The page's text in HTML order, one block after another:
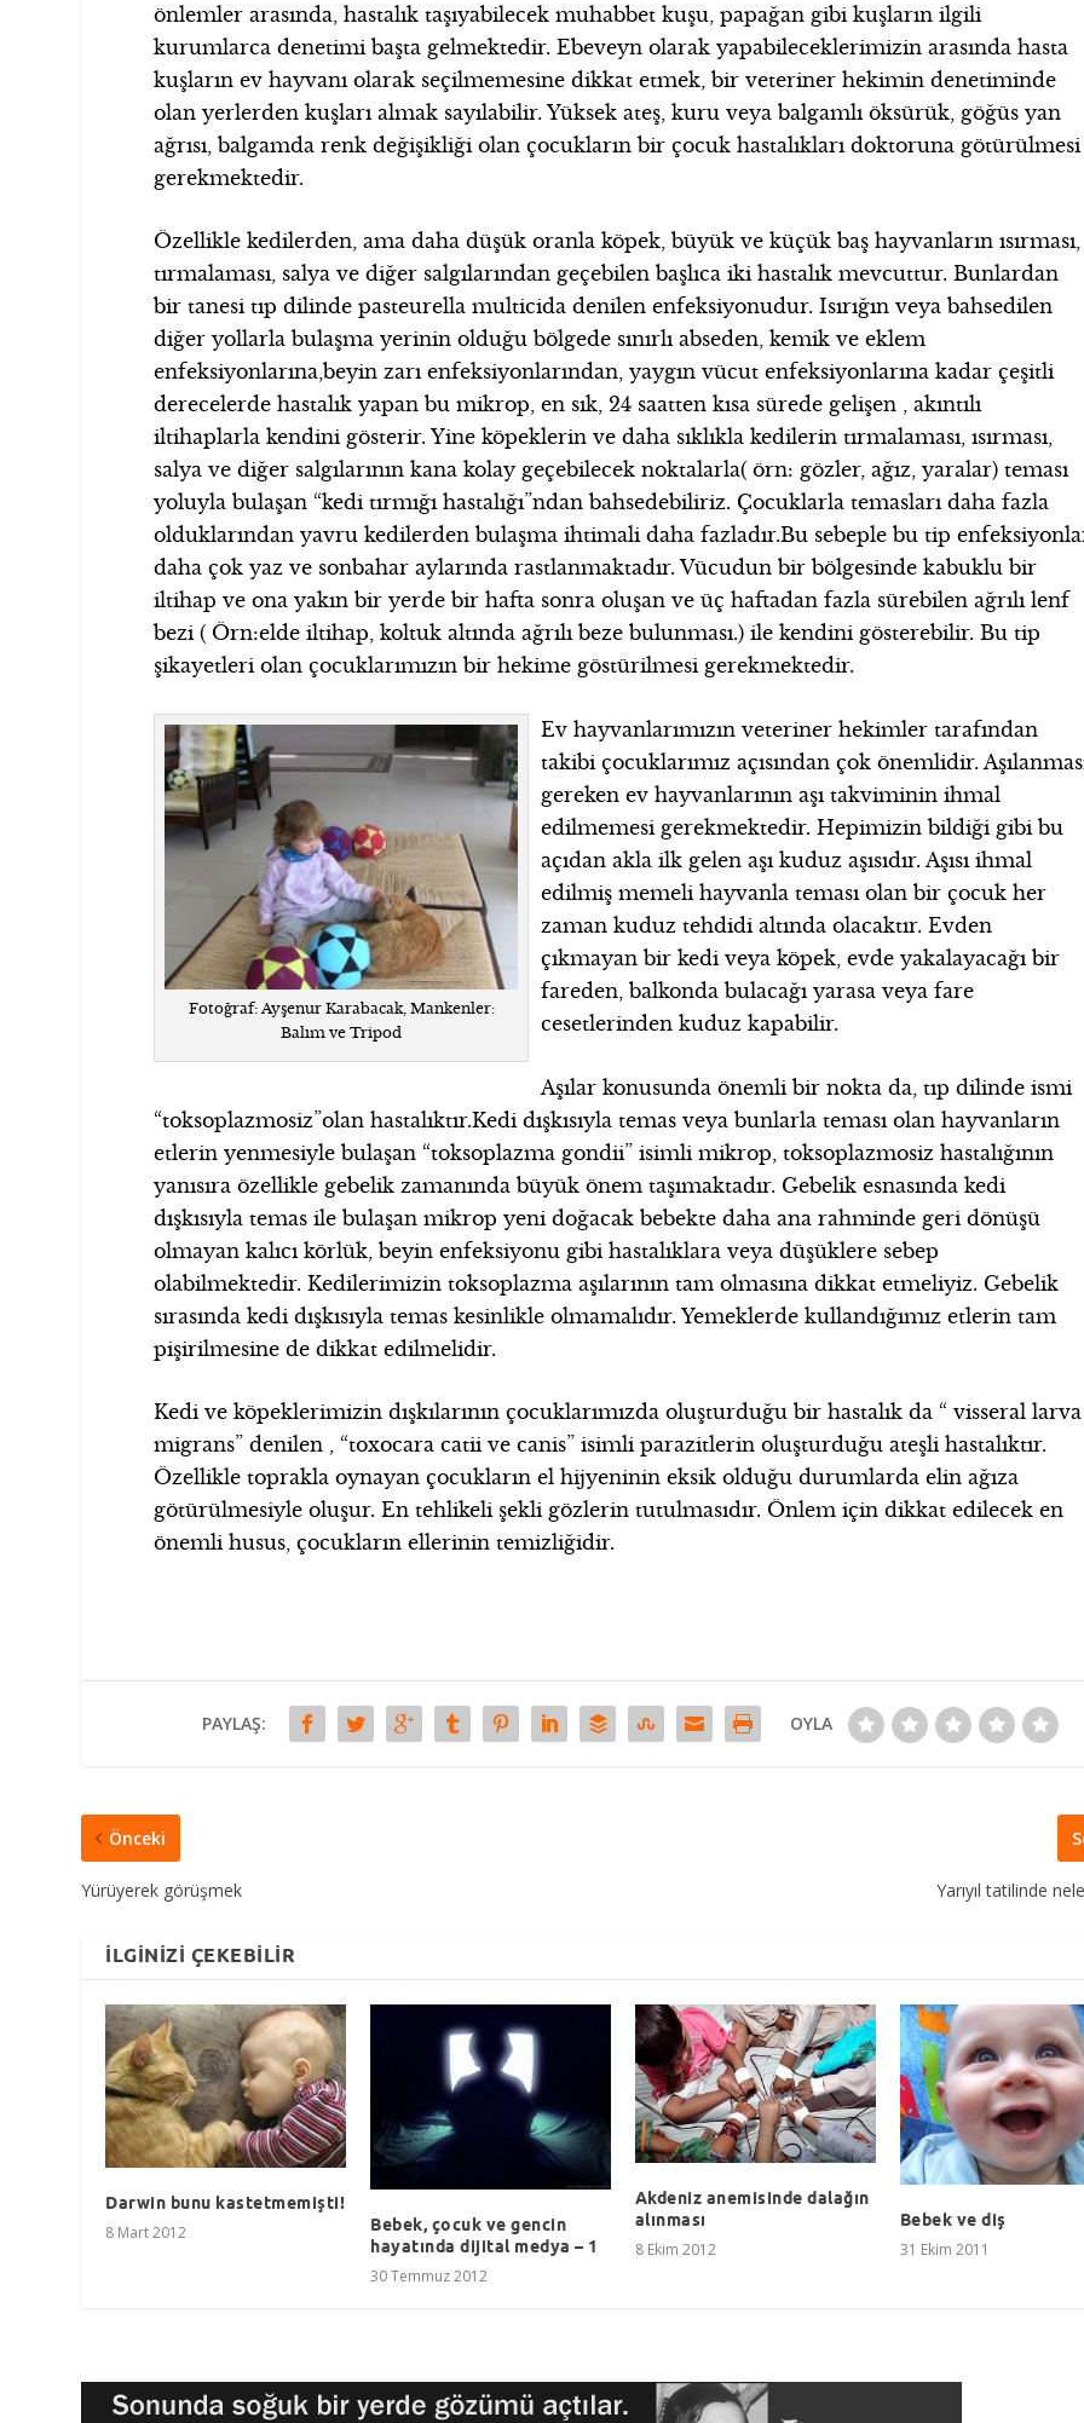
önlemler arasında, hastalık taşıyabilecek muhabbet kuşu, papağan gibi kuşların ilgili
kurumlarca denetimi başta gelmektedir. Ebeveyn olarak yapabileceklerimizin arasında hasta
kuşların ev hayvanı olarak seçilmemesine dikkat etmek, bir veteriner hekimin denetiminde
olan yerlerden kuşları almak sayılabilir. Yüksek ateş, kuru veya balgamlı öksürük, göğüs yan
ağrısı, balgamda renk değişikliği olan çocukların bir çocuk hastalıkları doktoruna götürülmesi
gerekmektedir.
Özellikle kedilerden, ama daha düşük oranla köpek, büyük ve küçük baş hayvanların ısırması,
tırmalaması, salya ve diğer salgılarından geçebilen başlıca iki hastalık mevcuttur. Bunlardan
bir tanesi tıp dilinde pasteurella multicida denilen enfeksiyonudur. Isırığın veya bahsedilen
diğer yollarla bulaşma yerinin olduğu bölgede sınırlı abseden, kemik ve eklem
enfeksiyonlarına,beyin zarı enfeksiyonlarından, yaygın vücut enfeksiyonlarına kadar çeşitli
derecelerde hastalık yapan bu mikrop, en sık, 24 saatten kısa sürede gelişen , akıntılı
iltihaplarla kendini gösterir. Yine köpeklerin ve daha sıklıkla kedilerin tırmalaması, ısırması,
salya ve diğer salgılarının kana kolay geçebilecek noktalarla( örn: gözler, ağız, yaralar) teması
yoluyla bulaşan “kedi tırmığı hastalığı”ndan bahsedebiliriz. Çocuklarla temasları daha fazla
olduklarından yavru kedilerden bulaşma ihtimali daha fazladır.Bu sebeple bu tip
daha çok yaz ve sonbahar aylarında rastlanmaktadır. Vücudun bir bölgesinde kabuklu bir
iltihap ve ona yakın bir yerde bir hafta sonra oluşan ve üç haftadan fazla sürebilen ağrılı lenf
bezi ( Örn:elde iltihap, koltuk altında ağrılı beze bulunması.) ile kendini gösterebilir. Bu tip
şikayetleri olan çocuklarımızın bir hekime göstürilmesi gerekmektedir.
Fotoğraf: Ayşenur Karabacak, Mankenler:
Balım ve Tripod
Ev hayvanlarımızın veteriner hekimler tarafından
takibi çocuklarımız açısından çok önemlidir.
gereken ev hayvanlarının aşı takviminin ihmal
edilmemesi gerekmektedir. Hepimizin bildiği gibi bu
açıdan akla ilk gelen aşı kuduz aşısıdır. Aşısı ihmal
edilmiş memeli hayvanla teması olan bir çocuk her
zaman kuduz tehdidi altında olacaktır. Evden
çıkmayan bir kedi veya köpek, evde yakalayacağı bir
fareden, balkonda bulacağı yarasa veya fare
cesetlerinden kuduz kapabilir.
Aşılar konusunda önemli bir nokta da, tıp dilinde ismi
“toksoplazmosiz”olan hastalıktır.Kedi dışkısıyla temas veya bunlarla teması olan hayvanların
etlerin yenmesiyle bulaşan “toksoplazma gondii” isimli mikrop, toksoplazmosiz hastalığının
yanısıra özellikle gebelik zamanında büyük önem taşımaktadır. Gebelik esnasında kedi
dışkısıyla temas ile bulaşan mikrop yeni doğacak bebekte daha ana rahminde geri dönüşü
olmayan kalıcı körlük, beyin enfeksiyonu gibi hastalıklara veya düşüklere sebep
olabilmektedir. Kedilerimizin toksoplazma aşılarının tam olmasına dikkat etmeliyiz. Gebelik
sırasında kedi dışkısıyla temas kesinlikle olmamalıdır. Yemeklerde kullandığımız etlerin tam
pişirilmesine de dikkat edilmelidir.
Kedi ve köpeklerimizin dışkılarının çocuklarımızda oluşturduğu bir hastalık da “ visseral larva
migrans” denilen , “toxocara catii ve canis” isimli parazitlerin oluşturduğu ateşli hastalıktır.
Özellikle toprakla oynayan çocukların el hijyeninin eksik olduğu durumlarda elin ağıza
götürülmesiyle oluşur. En tehlikeli şekli gözlerin tutulmasıdır. Önlem için dikkat edilecek en
önemli husus, çocukların ellerinin temizliğidir.
PAYLAŞ: OYLA
Önceki
Yürüyerek görüşmek Yarıyıl tatilinde
İLGINIZI ÇEKEBILIR
Darwin bunu kastetmemişti!
8 Mart 2012
Bebek, çocuk ve gencin
hayatında dijital medya – 1
30 Temmuz 2012
Akdeniz anemisinde dalağın
alınması
8 Ekim 2012
Bebek ve diş
31 Ekim 2011